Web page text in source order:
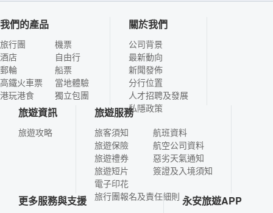
我們的產品
旅行團
酒店
郵輪
高鐵火車票
港玩港食
機票
自由行
船票
當地體驗
獨立包團
關於我們
公司背景
最新動向
新聞發佈
分行位置
人才招聘及發展
私隱政策
旅遊資訊
旅遊攻略
旅遊服務
旅客須知
旅遊保險
旅遊禮券
旅遊短片
電子印花
航班資料
航空公司資料
惡劣天氣通知
簽證及入境須知
旅行團報名及責任細則
更多服務與支援 永安旅遊APP